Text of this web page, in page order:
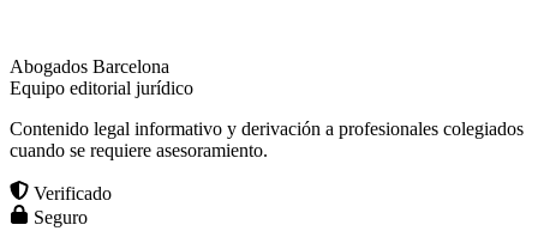
Abogados Barcelona
Equipo editorial jurídico
Contenido legal informativo y derivación a profesionales colegiados
cuando se requiere asesoramiento.
Verificado
Seguro